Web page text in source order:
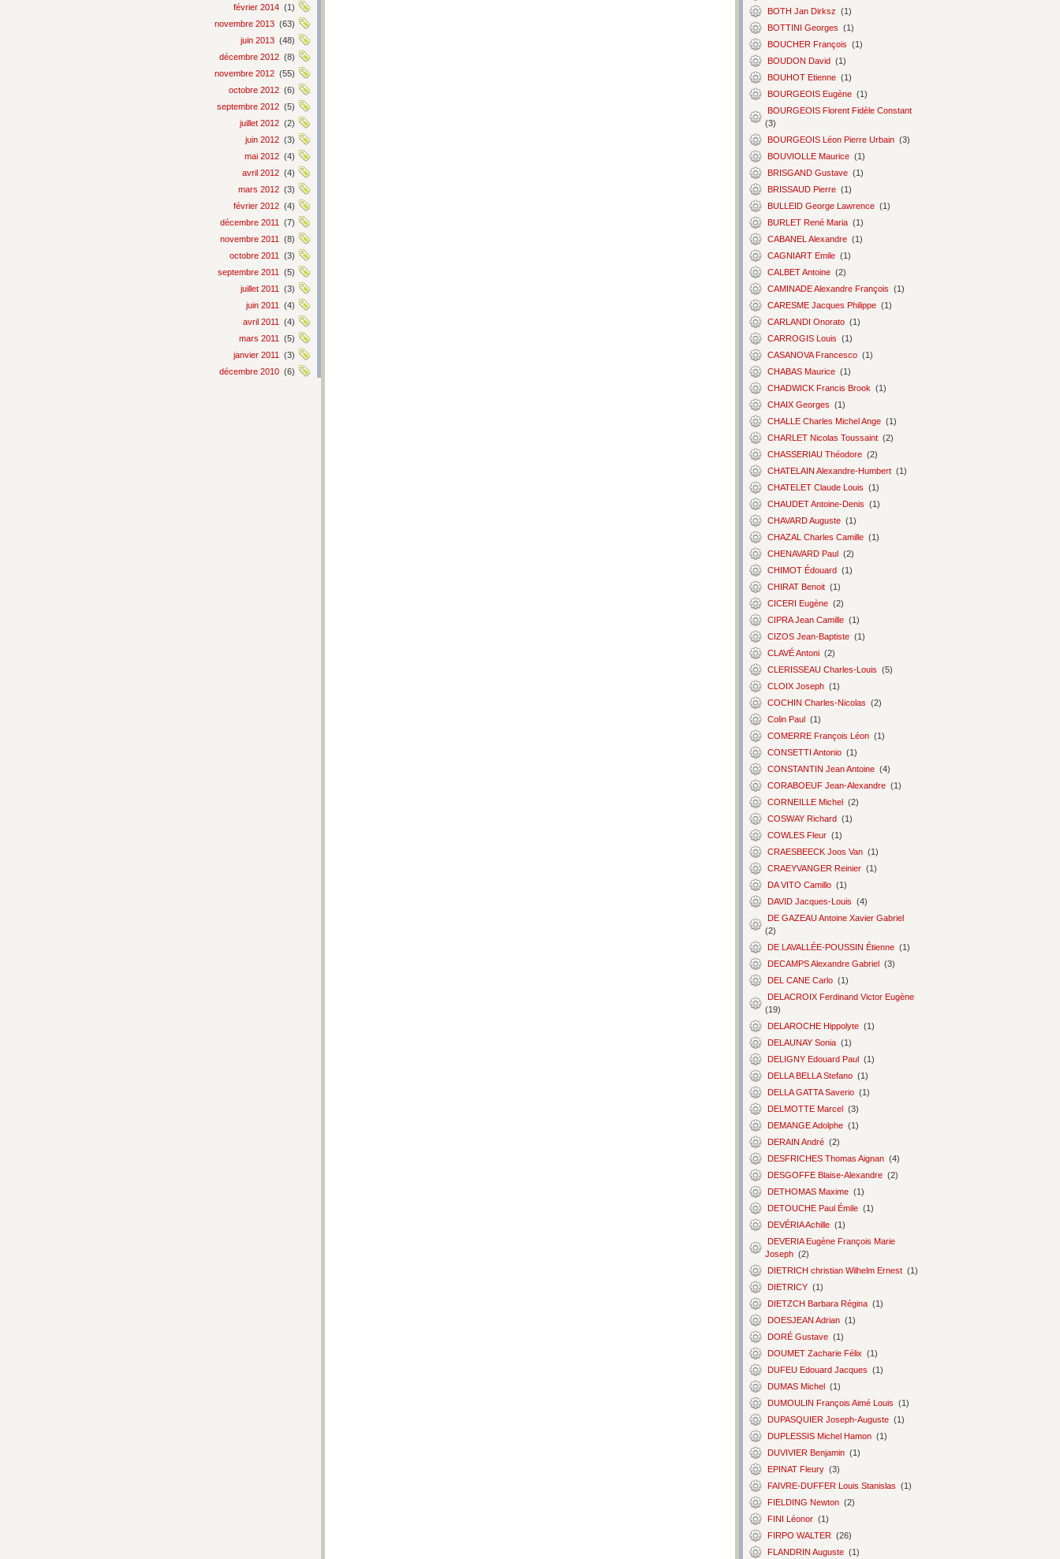
février 2014 (1)
novembre 2013 (63)
juin 2013 (48)
décembre 2012 (8)
novembre 2012 (55)
octobre 2012 (6)
septembre 2012 (5)
juillet 2012 (2)
juin 2012 (3)
mai 2012 (4)
avril 2012 (4)
mars 2012 (3)
février 2012 (4)
décembre 2011
(7)
novembre 2011
(8)
octobre 2011
(3)
septembre 2011
(5)
juillet 2011
(3)
juin 2011
(4)
avril 2011
(4)
mars 2011
(5)
janvier 2011
(3)
décembre 2010 (6)
BOTH Jan Dirksz (1)
BOTTINI Georges (1)
BOUCHER François (1)
BOUDON David (1)
BOUHOT Etienne (1)
BOURGEOIS Eugène (1)
BOURGEOIS Florent Fidèle Constant
(3)
BOURGEOIS Léon Pierre Urbain (3)
BOUVIOLLE Maurice (1)
BRISGAND Gustave (1)
BRISSAUD Pierre (1)
BULLEID George Lawrence (1)
BURLET René Maria (1)
CABANEL Alexandre (1)
CAGNIART Emile (1)
CALBET Antoine (2)
CAMINADE Alexandre François (1)
CARESME Jacques Philippe (1)
CARLANDI Onorato (1)
CARROGIS Louis (1)
CASANOVA Francesco (1)
CHABAS Maurice (1)
CHADWICK Francis Brook (1)
CHAIX Georges (1)
CHALLE Charles Michel Ange (1)
CHARLET Nicolas Toussaint (2)
CHASSERIAU Théodore (2)
CHATELAIN Alexandre-Humbert (1)
CHATELET Claude Louis (1)
CHAUDET Antoine-Denis (1)
CHAVARD Auguste (1)
CHAZAL Charles Camille (1)
CHENAVARD Paul (2)
CHIMOT Édouard (1)
CHIRAT Benoit (1)
CICERI Eugène (2)
CIPRA Jean Camille (1)
CIZOS Jean-Baptiste (1)
CLAVÉ Antoni (2)
CLERISSEAU Charles-Louis (5)
CLOIX Joseph (1)
COCHIN Charles-Nicolas (2)
Colin Paul (1)
COMERRE François Léon (1)
CONSETTI Antonio (1)
CONSTANTIN Jean Antoine (4)
CORABOEUF Jean-Alexandre (1)
CORNEILLE Michel (2)
COSWAY Richard (1)
COWLES Fleur (1)
CRAESBEECK Joos Van (1)
CRAEYVANGER Reinier (1)
DA VITO Camillo (1)
DAVID Jacques-Louis (4)
DE GAZEAU Antoine Xavier Gabriel
(2)
DE LAVALLÉE-POUSSIN Étienne (1)
DECAMPS Alexandre Gabriel (3)
DEL CANE Carlo (1)
DELACROIX Ferdinand Victor Eugène
(19)
DELAROCHE Hippolyte (1)
DELAUNAY Sonia (1)
DELIGNY Edouard Paul (1)
DELLA BELLA Stefano (1)
DELLA GATTA Saverio (1)
DELMOTTE Marcel (3)
DEMANGE Adolphe (1)
DERAIN André (2)
DESFRICHES Thomas Aignan (4)
DESGOFFE Blaise-Alexandre (2)
DETHOMAS Maxime (1)
DETOUCHE Paul Émile (1)
DEVÉRIA Achille (1)
DEVERIA Eugène François Marie
Joseph (2)
DIETRICH christian Wilhelm Ernest (1)
DIETRICY (1)
DIETZCH Barbara Régina (1)
DOESJEAN Adrian (1)
DORÉ Gustave (1)
DOUMET Zacharie Félix (1)
DUFEU Edouard Jacques (1)
DUMAS Michel (1)
DUMOULIN François Aimé Louis (1)
DUPASQUIER Joseph-Auguste (1)
DUPLESSIS Michel Hamon (1)
DUVIVIER Benjamin (1)
EPINAT Fleury (3)
FAIVRE-DUFFER Louis Stanislas (1)
FIELDING Newton (2)
FINI Léonor (1)
FIRPO WALTER (26)
FLANDRIN Auguste (1)